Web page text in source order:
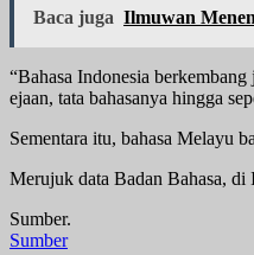
Baca juga Ilmuwan
“Bahasa Indonesia
ejaan, tata bahasanya hingga
Sementara itu, bahasa Melayu
Merujuk data Badan Bahasa, di
Sumber.
Sumber